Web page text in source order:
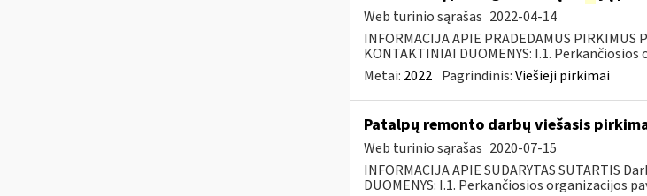
Web turinio sąrašas 2022-04-14
INFORMACIJA APIE PRADEDAMUS
KONTAKTINIAI DUOMENYS: I.1.
Metai: 2022 Pagrindinis:Viešieji pirkimai
Patalpų remonto darbų viešasis
Web turinio sąrašas 2020-07-15
INFORMACIJA APIE SUDARYTAS SUTARTIS
DUOMENYS: I.1. Perkančiosios organizacijos